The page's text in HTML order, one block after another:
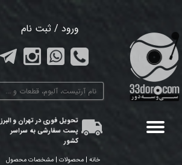
ورود / ثبت نام
تغییر گذر واژه
سفارشات
تحویل فوری در تهران و البرز
پست سفارشی به سراسر
کشور
خانه | محصولات | مشخصات محصول